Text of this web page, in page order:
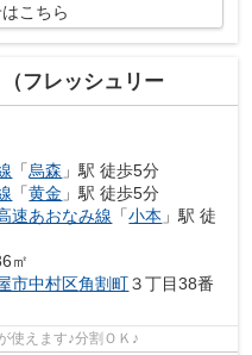
こちら
フレッシュリー
「烏森 」駅 徒歩5分
「黄金 」駅 徒歩5分
速あおなみ線 「小本 」駅 徒
㎡
市中村区角割町３丁目38番
使えます♪分割ＯＫ♪